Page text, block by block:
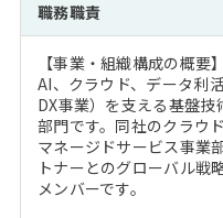
MBAを生かす求人特集
年齢と年収の相関図
MBA NETWORKING
職務職責
【事業・組織構成の概要】
AI、クラウド、データ利
DX事業）を支える基盤
部門です。同社のクラウ
マネージドサービス事業
トナーとのグローバル戦
メンバーです。